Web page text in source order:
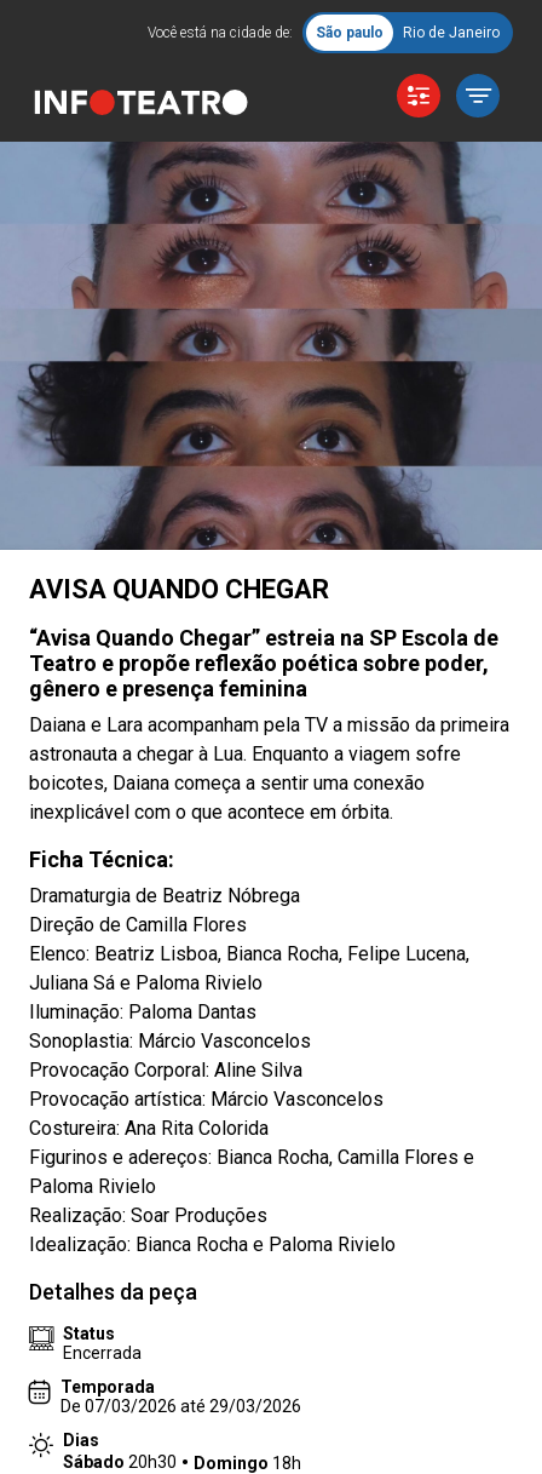
Você está na cidade de: São paulo Rio de Janeiro
AVISA QUANDO CHEGAR
“Avisa Quando Chegar” estreia na SP Escola de
Teatro e propõe reflexão poética sobre poder,
gênero e presença feminina
Daiana e Lara acompanham pela TV a missão da primeira
astronauta a chegar à Lua. Enquanto a viagem sofre
boicotes, Daiana começa a sentir uma conexão
inexplicável com o que acontece em órbita.
Ficha Técnica:
Dramaturgia de Beatriz Nóbrega
Direção de Camilla Flores
Elenco: Beatriz Lisboa, Bianca Rocha, Felipe Lucena,
Juliana Sá e Paloma Rivielo
Iluminação: Paloma Dantas
Sonoplastia: Márcio Vasconcelos
Provocação Corporal: Aline Silva
Provocação artística: Márcio Vasconcelos
Costureira: Ana Rita Colorida
Figurinos e adereços: Bianca Rocha, Camilla Flores e
Paloma Rivielo
Realização: Soar Produções
Idealização: Bianca Rocha e Paloma Rivielo
Detalhes da peça
Status
Encerrada
Temporada
De 07/03/2026 até 29/03/2026
Dias
Sábado 20h30 Domingo 18h